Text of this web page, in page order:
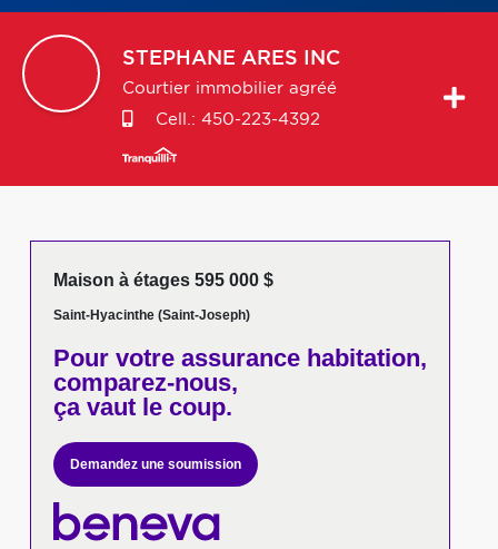
STEPHANE ARES INC
Courtier immobilier agréé
Cell.: 450-223-4392
Maison à étages 595 000 $
Saint-Hyacinthe (Saint-Joseph)
Pour votreassurance habitation,
comparez-nous,
ça vaut le coup.
Demandez une soumission